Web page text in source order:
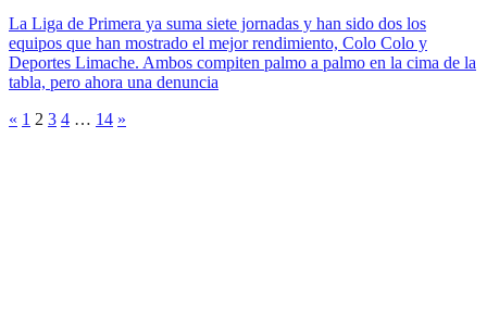
La Liga de Primera ya suma siete jornadas y han sido dos los
equipos que han mostrado el mejor rendimiento, Colo Colo y
Deportes Limache. Ambos compiten palmo a palmo en la cima de la
tabla, pero ahora una denuncia
« 1 2 3 4 … 14 »